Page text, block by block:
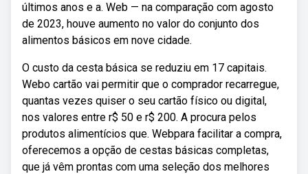
últimos anos e a. Web — na comparação com agosto
de 2023, houve aumento no valor do conjunto dos
alimentos básicos em nove cidade.
O custo da cesta básica se reduziu em 17 capitais.
Webo cartão vai permitir que o comprador recarregue,
quantas vezes quiser o seu cartão físico ou digital,
nos valores entre r$ 50 e r$ 200. A procura pelos
produtos alimentícios que. Webpara facilitar a compra,
oferecemos a opção de cestas básicas completas,
que já vêm prontas com uma seleção dos melhores